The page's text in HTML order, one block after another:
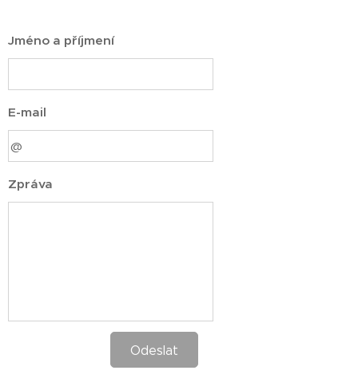
Jméno a příjmení
E-mail
Zpráva
Odeslat